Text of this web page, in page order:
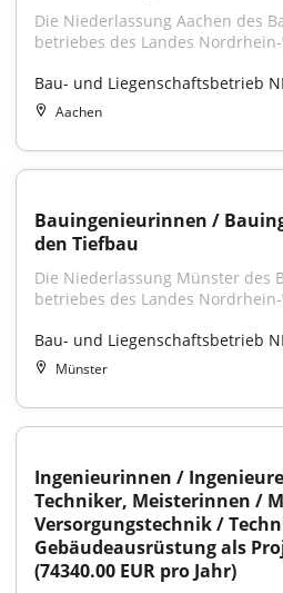
Die Niederlassung Aachen des
betriebes des Landes Nordrhein-
Bau- und Liegenschaftsbetrieb
Aachen
Bauingenieurinnen /
den Tiefbau
Die Niederlassung Münster des
betriebes des Landes
Bau- und Liegenschaftsbetrieb
Münster
Ingenieurinnen /
Techniker, Meisterinnen /
Versorgungstechnik /
Gebäudeausrüstung als
(74340.00 EUR pro Jahr)